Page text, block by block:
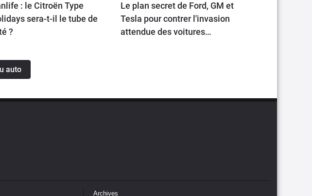
: le Citroën Type
sera-t-il le tube de
?
Le plan secret de Ford, GM et
Tesla pour contrer l'invasion
attendue des voitures
auto
Archives